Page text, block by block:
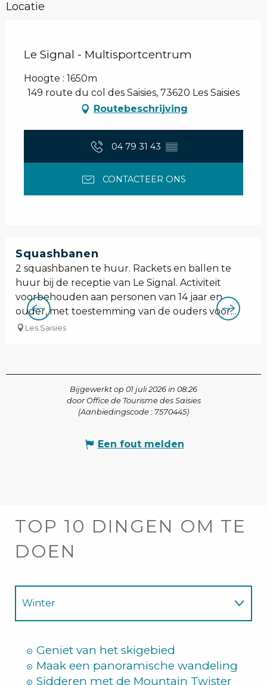
Locatie
Le Signal - Multisportcentrum
Hoogte : 1650m
149 route du col des Saisies, 73620 Les Saisies
Routebeschrijving
04 79 31 43 ▒▒
CONTACTEER ONS
Squashbanen
2 squashbanen te huur. Rackets en ballen te
huur bij de receptie van Le Signal. Activiteit
voorbehouden aan personen van 14 jaar en
ouder, met toestemming van de ouders voor...
Les Saisies
Bijgewerkt op 01 juli 2026 in 08:26
door Office de Tourisme des Saisies
(Aanbiedingscode : 7570445)
Een fout melden
TOP 10 DINGEN OM TE
DOEN
Winter
Geniet van het skigebied
Maak een panoramische wandeling
Sidderen met de Mountain Twister